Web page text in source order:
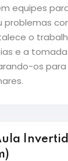
equipes
o
e a
os